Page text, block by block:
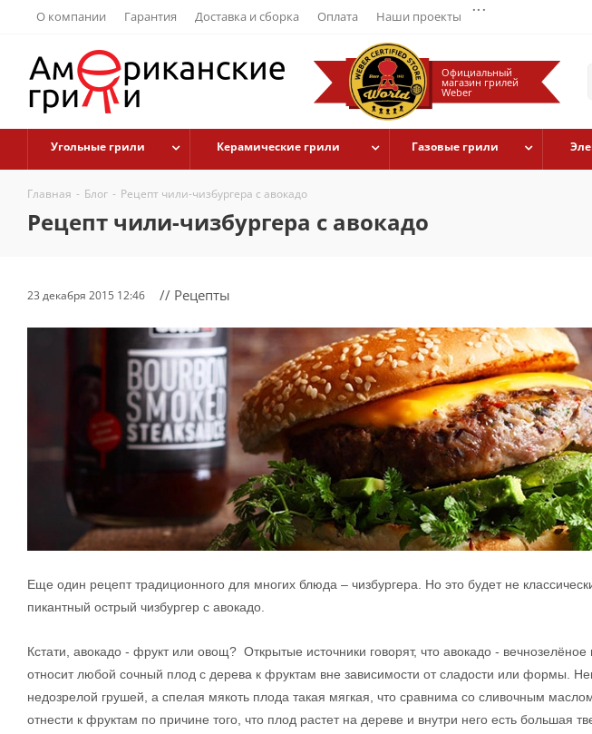
О компании Гарантия Доставка и сборка Оплата Наши проекты
...
Официальный
магазин грилей
Weber
Угольные грили Керамические грили Газовые грили
Главная - Блог - Рецепт чили-чизбургера с авокадо
Рецепт чили-чизбургера с авокадо
23 декабря 2015 12:46 // Рецепты
Еще один рецепт традиционного для многих блюда – чизбургера. Но это будет не
пикантный острый чизбургер с авокадо.
Кстати, авокадо - фрукт или овощ? Открытые источники говорят, что авокадо -
относит любой сочный плод с дерева к фруктам вне зависимости от сладости или формы.
недозрелой грушей, а спелая мякоть плода такая мягкая, что сравнима со сливочным
отнести к фруктам по причине того, что плод растет на дереве и внутри него есть большая